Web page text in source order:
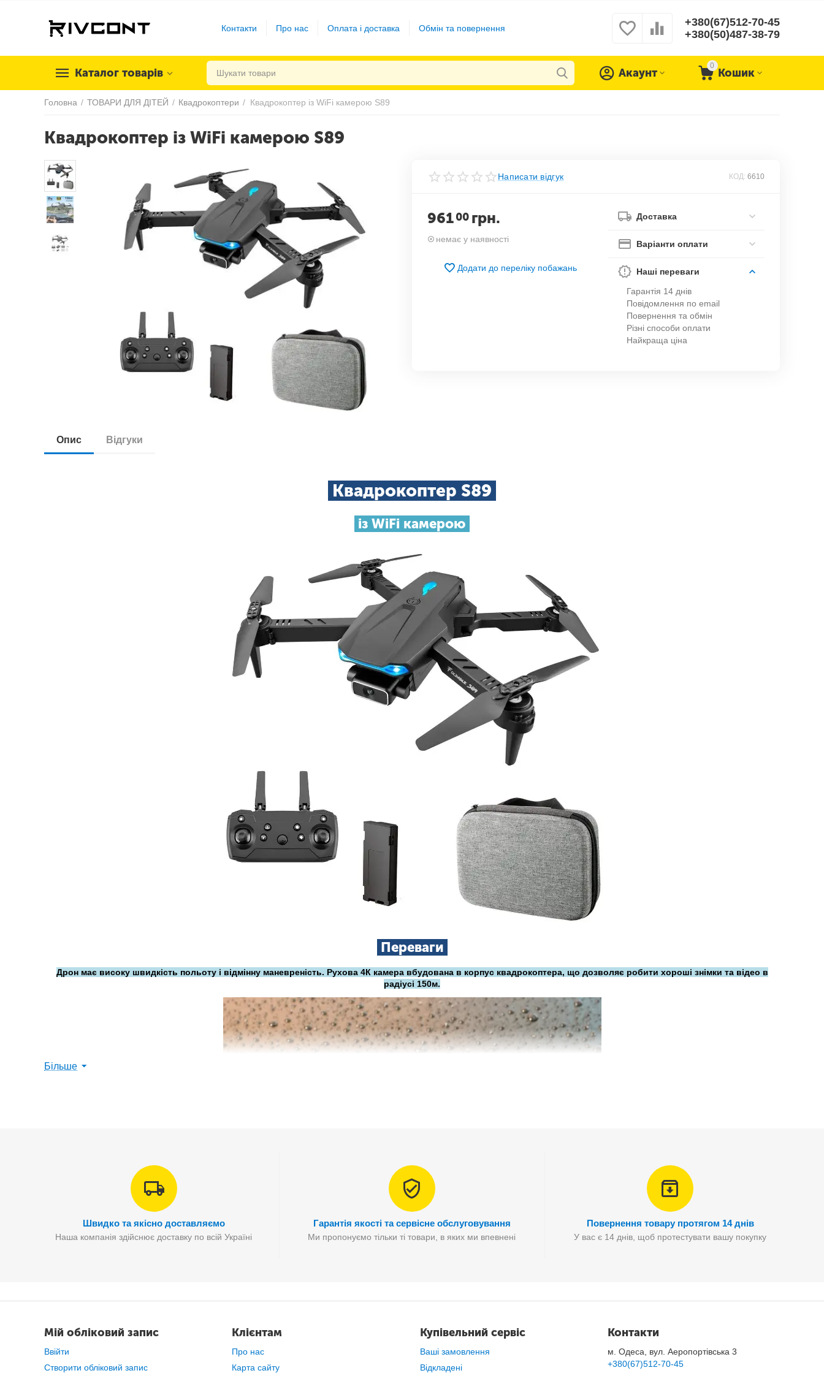
Контакти Про нас Оплата і доставка Обмін та повернення
+380(67)512-70-45
+380(50)487-38-79
Каталог товарів
0
Кошик
Акаунт
Головна / ТОВАРИ ДЛЯ ДІТЕЙ / Квадрокоптери / Квадрокоптер із WiFi камерою S89
Квадрокоптер із WiFi камерою S89
Написати відгук КОД: 6610
96100 грн.
немає у наявності
Додати до переліку побажань
Доставка
Варіанти оплати
Наші переваги
Гарантія 14 днів
Повідомлення по email
Повернення та обмін
Різні способи оплати
Найкраща ціна
Опис Відгуки
Квадрокоптер S89
із WiFi камерою
Переваги
Дрон має високу швидкість польоту і відмінну маневреність. Рухова 4К камера вбудована в корпус квадрокоптера, що дозволяє робити хороші знімки та відео в
радіусі 150м.
Більше
Швидко та якісно доставляємо
Наша компанія здійснює доставку по всій Україні
Гарантія якості та сервісне обслуговування
Ми пропонуємо тільки ті товари, в яких ми впевнені
Повернення товару протягом 14 днів
У вас є 14 днів, щоб протестувати вашу покупку
Мій обліковий запис
Ввійти
Створити обліковий запис
Клієнтам
Про нас
Карта сайту
Купівельний сервіс
Ваші замовлення
Відкладені
Контакти
м. Одеса, вул. Аеропортівська 3
+380(67)512-70-45